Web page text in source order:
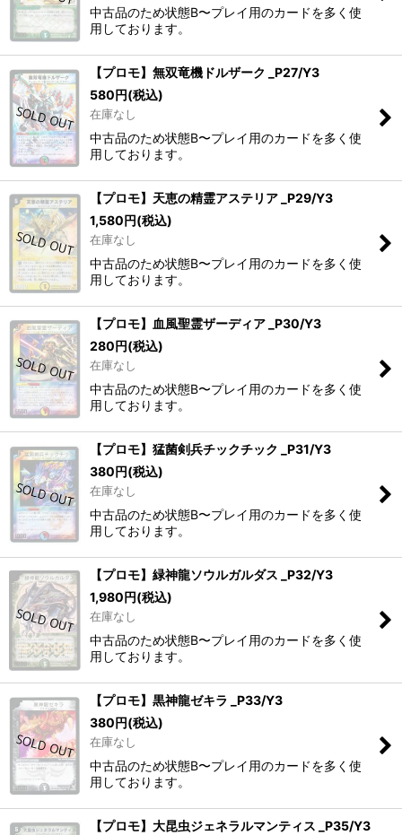
中古品のため状態B〜プレイ用のカードを多く使
用しております。
【プロモ】無双竜機ドルザーク _P27/Y3
580円(税込)
在庫なし
中古品のため状態B〜プレイ用のカードを多く使
用しております。
【プロモ】天恵の精霊アステリア _P29/Y3
1,580円(税込)
在庫なし
中古品のため状態B〜プレイ用のカードを多く使
用しております。
【プロモ】血風聖霊ザーディア _P30/Y3
280円(税込)
在庫なし
中古品のため状態B〜プレイ用のカードを多く使
用しております。
【プロモ】猛菌剣兵チックチック _P31/Y3
380円(税込)
在庫なし
中古品のため状態B〜プレイ用のカードを多く使
用しております。
【プロモ】緑神龍ソウルガルダス _P32/Y3
1,980円(税込)
在庫なし
中古品のため状態B〜プレイ用のカードを多く使
用しております。
【プロモ】黒神龍ゼキラ _P33/Y3
380円(税込)
在庫なし
中古品のため状態B〜プレイ用のカードを多く使
用しております。
【プロモ】大昆虫ジェネラルマンティス _P35/Y3